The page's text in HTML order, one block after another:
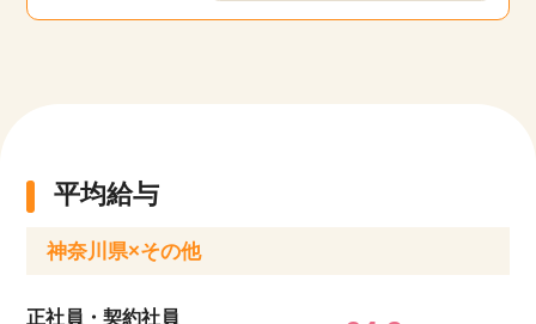
平均給与
神奈川県×その他
正社員・契約社員